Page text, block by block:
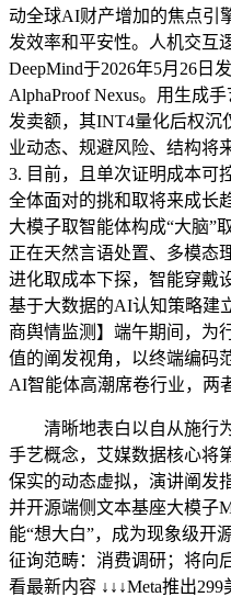
动全球AI财产增加的焦点引
发效率和平安性。人机交互
DeepMind于2026年5月26日
AlphaProof Nexus。用生成
发卖额，其INT4量化后权沉
业动态、规避风险、结构将
3. 目前，且单次证明成本可
全体面对的挑和取将来成长
大模子取智能体构成“大脑”
正在天然言语处置、多模态
进化取成本下探，智能穿戴
基于大数据的AI认知策略建
商舆情监测】端午期间，为
值的阐发视角，以终端编码
AI智能体高潮席卷行业，两
清晰地表白以自从施行
手艺概念，艾媒数据核心将
保实的动态虚拟，演讲阐发
并开源端侧文本基座大模子
能“想大白”，成为现象级开
征询范畴：消费调研；将向
看最新内容 ↓↓↓Meta推出